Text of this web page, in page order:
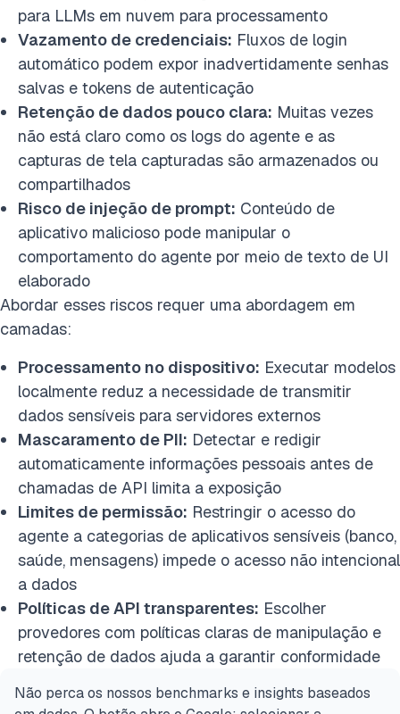
para LLMs em nuvem para processamento
Vazamento de credenciais: Fluxos de login
automático podem expor inadvertidamente senhas
salvas e tokens de autenticação
Retenção de dados pouco clara: Muitas vezes
não está claro como os logs do agente e as
capturas de tela capturadas são armazenados ou
compartilhados
Risco de injeção de prompt: Conteúdo de
aplicativo malicioso pode manipular o
comportamento do agente por meio de texto de UI
elaborado
Abordar esses riscos requer uma abordagem em
camadas:
Processamento no dispositivo: Executar modelos
localmente reduz a necessidade de transmitir
dados sensíveis para servidores externos
Mascaramento de PII: Detectar e redigir
automaticamente informações pessoais antes de
chamadas de API limita a exposição
Limites de permissão: Restringir o acesso do
agente a categorias de aplicativos sensíveis (banco,
saúde, mensagens) impede o acesso não intencional
a dados
Políticas de API transparentes: Escolher
provedores com políticas claras de manipulação e
retenção de dados ajuda a garantir conformidade
Não perca os nossos benchmarks e insights baseados